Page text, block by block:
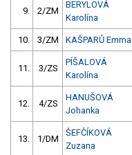
9. 2/ZM
BERYLOVÁ
Karolína
10. 3/ZM KAŠPARŮ Emma
11. 3/ZS
PÍŠALOVÁ
Karolína
12. 4/ZS
HANUŠOVÁ
Johanka
13. 1/DM
ŠEFČÍKOVÁ
Zuzana